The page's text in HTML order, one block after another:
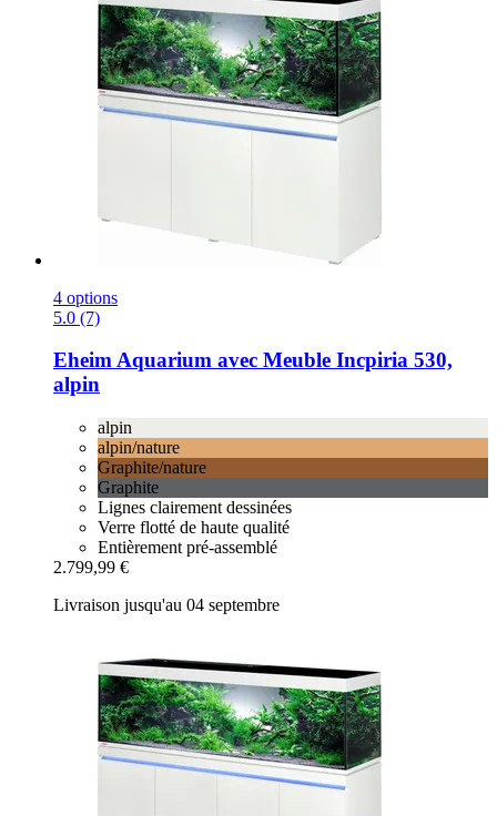
4 options
5.0 (7)
EheimAquarium avec Meuble Incpiria 530,
alpin
alpin
alpin/nature
Graphite/nature
Graphite
Lignes clairement dessinées
Verre flotté de haute qualité
Entièrement pré-assemblé
2.799,99 €
Livraison jusqu'au 04 septembre